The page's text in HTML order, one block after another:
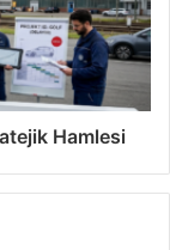
Hamlesi